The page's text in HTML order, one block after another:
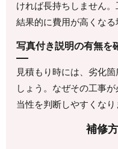
ければ長持ちしません。
結果的に費用が高くなる
写真付き説明の有無を
見積もり時には、劣化
しょう。なぜその工事
当性を判断しやすくなり
補修